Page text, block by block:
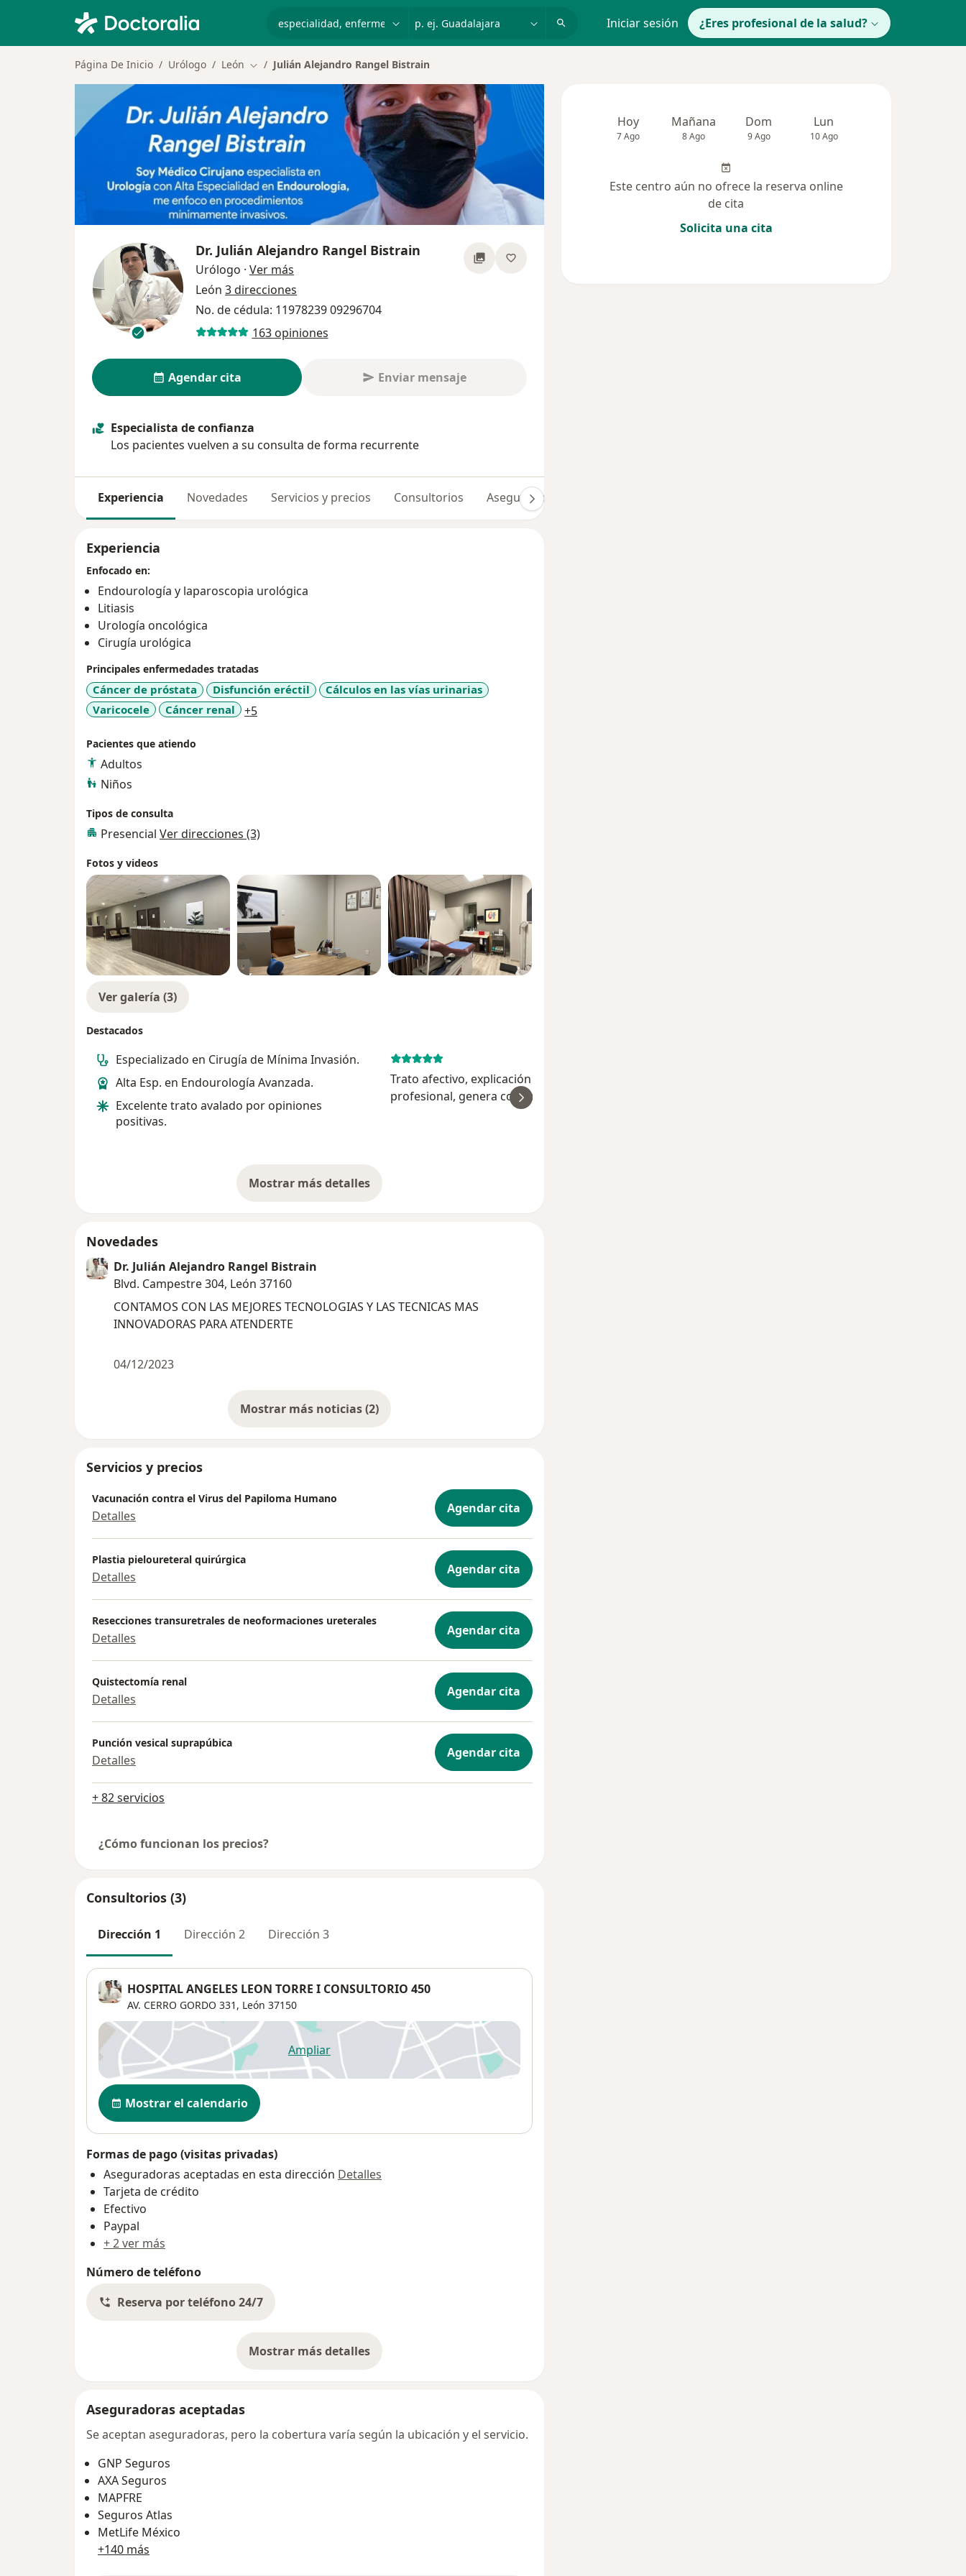
Iniciar sesión ¿Eres profesional de la salud?
Página De Inicio Urólogo León Cambiar de ciudad
Julián Alejandro Rangel Bistrain
Dr. Julián Alejandro Rangel Bistrain
Urólogo · Ver más
León 3 direcciones
No. de cédula: 11978239 09296704
163 opiniones
Agendar cita Enviar mensaje
Especialista de confianza
Los pacientes vuelven a su consulta de forma recurrente
Experiencia Novedades Servicios y precios Consultorios Aseguradoras
Experiencia
Enfocado en:
Endourología y laparoscopia urológica
Litiasis
Urología oncológica
Cirugía urológica
Principales enfermedades tratadas
Cáncer de próstata Disfunción eréctil
Cálculos en las vías urinarias
Varicocele
Cáncer renal +5a11y_sr_more_diseases
Pacientes que atiendo
Adultos
Niños
Tipos de consulta
Presencial Ver direcciones (3)
Fotos y videos
Ver galería (3)
Destacados
Especializado en Cirugía de Mínima Invasión.
Alta Esp. en Endourología Avanzada.
Excelente trato avalado por opiniones
positivas.
Trato afectivo, explicación clara y detallada, muy
profesional, genera confianza, proporciona las
alternativas de tratamiento disponibles así como
Mostrar más detalles
sobre la experiencia
Novedades
Dr. Julián Alejandro Rangel Bistrain
Blvd. Campestre 304, León 37160
CONTAMOS CON LAS MEJORES TECNOLOGIAS Y LAS TECNICAS MAS
INNOVADORAS PARA ATENDERTE
04/12/2023
Mostrar más noticias (2)
Servicios y precios
Vacunación contra el Virus del Papiloma Humano
Detalles Agendar cita
Plastia pieloureteral quirúrgica
Detalles Agendar cita
Resecciones transuretrales de neoformaciones ureterales
Detalles Agendar cita
Quistectomía renal
Detalles Agendar cita
Punción vesical suprapúbica
Detalles Agendar cita
+ 82 servicios
¿Cómo funcionan los precios?
Consultorios (3)
Dirección 1 Dirección 2 Dirección 3
HOSPITAL ANGELES LEON TORRE I CONSULTORIO 450
AV. CERRO GORDO 331, León 37150
Ampliarse abre en una nueva pestaña
Disponibilidad
Mostrar el calendario
Formas de pago (visitas privadas)
Aseguradoras aceptadas en esta dirección Detalles
Tarjeta de crédito
Efectivo
Paypal
+ 2 ver más
Número de teléfono
Reserva por teléfono 24/7
Mostrar más detalles
sobre la dirección
Aseguradoras aceptadas
Se aceptan aseguradoras, pero la cobertura varía según la ubicación y el servicio.
GNP Seguros
AXA Seguros
MAPFRE
Seguros Atlas
MetLife México
+140 más
Hoy
7 Ago
Mañana
8 Ago
Dom
9 Ago
Lun
10 Ago
Este centro aún no ofrece la reserva online
de cita
Solicita una cita